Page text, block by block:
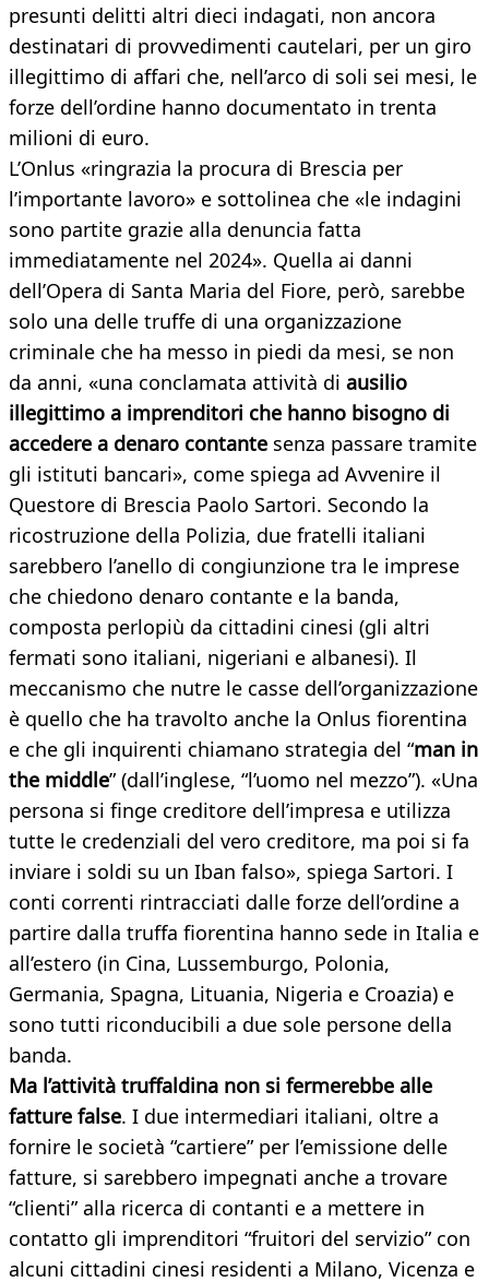
presunti delitti altri dieci indagati, non ancora
destinatari di provvedimenti cautelari, per un giro
illegittimo di affari che, nell’arco di soli sei mesi, le
forze dell’ordine hanno documentato in trenta
milioni di euro.
L’Onlus «ringrazia la procura di Brescia per
l’importante lavoro» e sottolinea che «le indagini
sono partite grazie alla denuncia fatta
immediatamente nel 2024». Quella ai danni
dell’Opera di Santa Maria del Fiore, però, sarebbe
solo una delle truffe di una organizzazione
criminale che ha messo in piedi da mesi, se non
da anni, «una conclamata attività di ausilio
illegittimo a imprenditori che hanno bisogno di
accedere a denaro contante senza passare tramite
gli istituti bancari», come spiega ad Avvenire il
Questore di Brescia Paolo Sartori. Secondo la
ricostruzione della Polizia, due fratelli italiani
sarebbero l’anello di congiunzione tra le imprese
che chiedono denaro contante e la banda,
composta perlopiù da cittadini cinesi (gli altri
fermati sono italiani, nigeriani e albanesi). Il
meccanismo che nutre le casse dell’organizzazione
è quello che ha travolto anche la Onlus fiorentina
e che gli inquirenti chiamano strategia del “man in
the middle” (dall’inglese, “l’uomo nel mezzo”). «Una
persona si finge creditore dell’impresa e utilizza
tutte le credenziali del vero creditore, ma poi si fa
inviare i soldi su un Iban falso», spiega Sartori. I
conti correnti rintracciati dalle forze dell’ordine a
partire dalla truffa fiorentina hanno sede in Italia e
all’estero (in Cina, Lussemburgo, Polonia,
Germania, Spagna, Lituania, Nigeria e Croazia) e
sono tutti riconducibili a due sole persone della
banda.
Ma l’attività truffaldina non si fermerebbe alle
fatture false. I due intermediari italiani, oltre a
fornire le società “cartiere” per l’emissione delle
fatture, si sarebbero impegnati anche a trovare
“clienti” alla ricerca di contanti e a mettere in
contatto gli imprenditori “fruitori del servizio” con
alcuni cittadini cinesi residenti a Milano, Vicenza e